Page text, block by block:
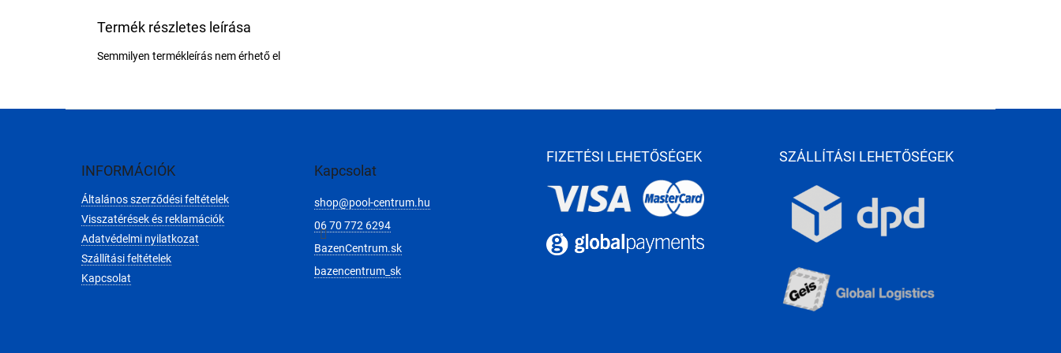
Termék részletes leírása
Semmilyen termékleírás nem érhető el
INFORMÁCIÓK
Általános szerződési feltételek
Visszatérések és reklamációk
Adatvédelmi nyilatkozat
Szállítási feltételek
Kapcsolat
Kapcsolat
shop@pool-centrum.hu
06 70 772 6294
BazenCentrum.sk
bazencentrum_sk
FIZETÉSI LEHETŐSÉGEK SZÁLLÍTÁSI LEHETŐSÉGEK